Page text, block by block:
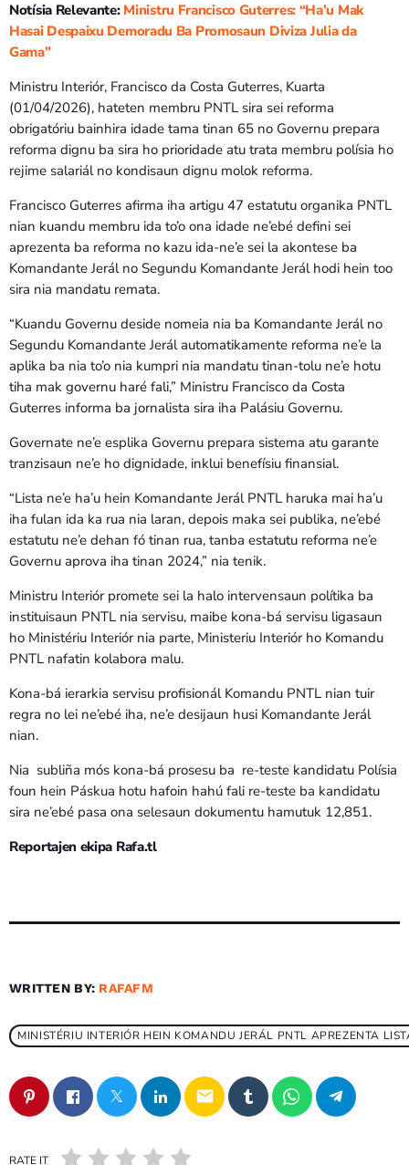
Bom dia RAFA
7:00 AM - 10:00 AM
Notísia Relevante: Ministru Francisco Guterres: “Ha’u Mak
Hasai Despaixu Demoradu Ba Promosaun Diviza Julia da
Gama”
Ministru Interiór, Francisco da Costa Guterres, Kuarta
(01/04/2026), hateten membru PNTL sira sei reforma
obrigatóriu bainhira idade tama tinan 65 no Governu prepara
reforma dignu ba sira ho prioridade atu trata membru polísia ho
rejime salariál no kondisaun dignu molok reforma.
Francisco Guterres afirma iha artigu 47 estatutu organika PNTL
nian kuandu membru ida to’o ona idade ne’ebé defini sei
aprezenta ba reforma no kazu ida-ne’e sei la akontese ba
Komandante Jerál no Segundu Komandante Jerál hodi hein too
sira nia mandatu remata.
“Kuandu Governu deside nomeia nia ba Komandante Jerál no
Segundu Komandante Jerál automatikamente reforma ne’e la
aplika ba nia to’o nia kumpri nia mandatu tinan-tolu ne’e hotu
tiha mak governu haré fali,” Ministru Francisco da Costa
Guterres informa ba jornalista sira iha Palásiu Governu.
Governate ne’e esplika Governu prepara sistema atu garante
tranzisaun ne’e ho dignidade, inklui benefísiu finansial.
“Lista ne’e ha’u hein Komandante Jerál PNTL haruka mai ha’u
iha fulan ida ka rua nia laran, depois maka sei publika, ne’ebé
estatutu ne’e dehan fó tinan rua, tanba estatutu reforma ne’e
Governu aprova iha tinan 2024,” nia tenik.
Ministru Interiór promete sei la halo intervensaun polítika ba
instituisaun PNTL nia servisu, maibe kona-bá servisu ligasaun
ho Ministériu Interiór nia parte, Ministeriu Interiór ho Komandu
PNTL nafatin kolabora malu.
Kona-bá ierarkia servisu profisionál Komandu PNTL nian tuir
regra no lei ne’ebé iha, ne’e desijaun husi Komandante Jerál
nian.
Nia subliña mós kona-bá prosesu ba re-teste kandidatu Polísia
foun hein Páskua hotu hafoin hahú fali re-teste ba kandidatu
sira ne’ebé pasa ona selesaun dokumentu hamutuk 12,851.
Reportajen ekipa Rafa.tl
WRITTEN BY: RAFAFM
MINISTÉRIU INTERIÓR HEIN KOMANDU JERÁL PNTL APREZENTA
email
RATE IT